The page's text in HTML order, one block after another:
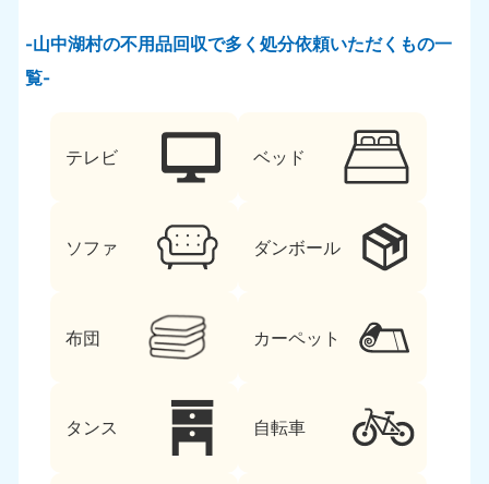
山中湖村の不用品回収で多く処分依頼いただくもの一
覧
テレビ ベッド
ソファ ダンボール
布団 カーペット
タンス 自転車